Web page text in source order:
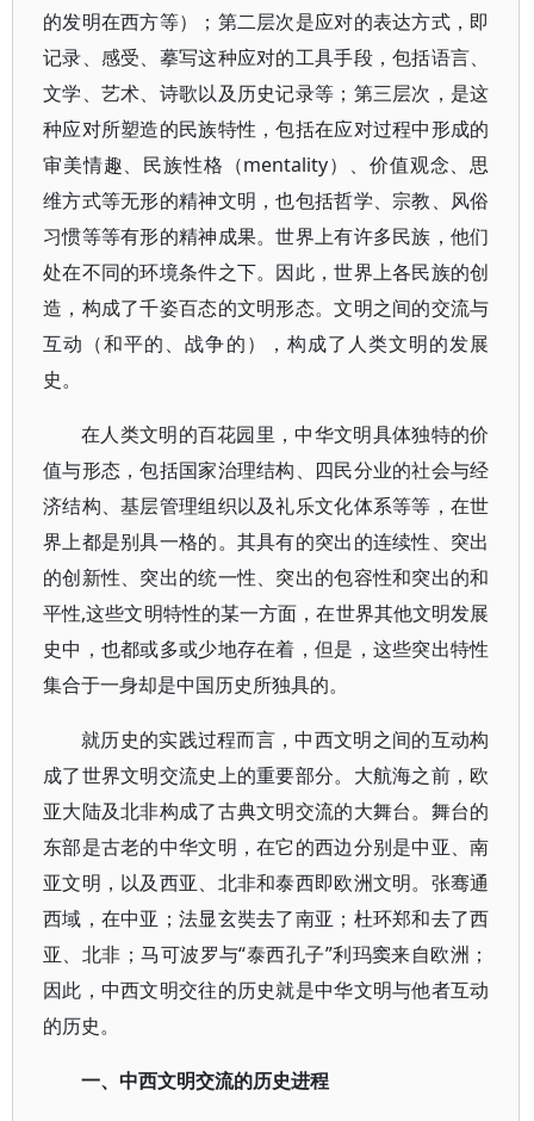
的发明在西方等）；第二层次是应对的表达方式，即
记录、感受、摹写这种应对的工具手段，包括语言、
文学、艺术、诗歌以及历史记录等；第三层次，是这
种应对所塑造的民族特性，包括在应对过程中形成的
审美情趣、民族性格（mentality）、价值观念、思
维方式等无形的精神文明，也包括哲学、宗教、风俗
习惯等等有形的精神成果。世界上有许多民族，他们
处在不同的环境条件之下。因此，世界上各民族的创
造，构成了千姿百态的文明形态。文明之间的交流与
互动（和平的、战争的），构成了人类文明的发展
史。
在人类文明的百花园里，中华文明具体独特的价
值与形态，包括国家治理结构、四民分业的社会与经
济结构、基层管理组织以及礼乐文化体系等等，在世
界上都是别具一格的。其具有的突出的连续性、突出
的创新性、突出的统一性、突出的包容性和突出的和
平性,这些文明特性的某一方面，在世界其他文明发展
史中，也都或多或少地存在着，但是，这些突出特性
集合于一身却是中国历史所独具的。
就历史的实践过程而言，中西文明之间的互动构
成了世界文明交流史上的重要部分。大航海之前，欧
亚大陆及北非构成了古典文明交流的大舞台。舞台的
东部是古老的中华文明，在它的西边分别是中亚、南
亚文明，以及西亚、北非和泰西即欧洲文明。张骞通
西域，在中亚；法显玄奘去了南亚；杜环郑和去了西
亚、北非；马可波罗与“泰西孔子”利玛窦来自欧洲；
因此，中西文明交往的历史就是中华文明与他者互动
的历史。
一、中西文明交流的历史进程